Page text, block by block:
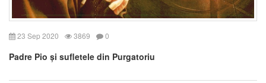
23 Sep 2020 3869 0
Padre Pio și sufletele din Purgatoriu